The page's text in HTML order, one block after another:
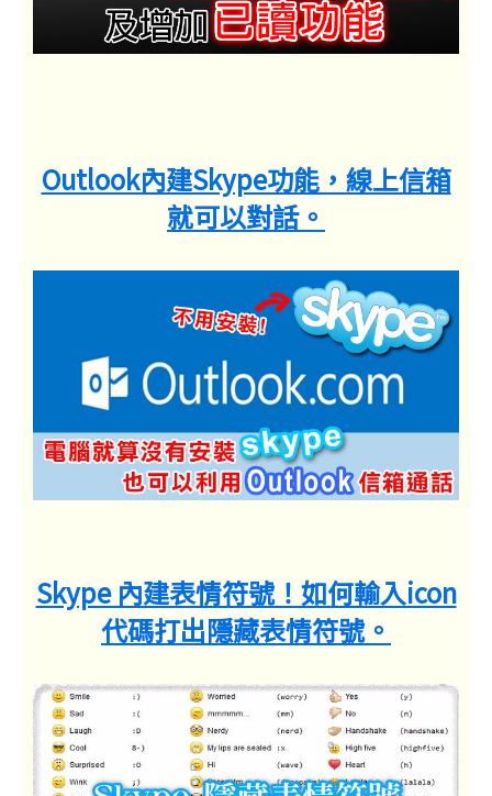
Outlook內建Skype功能，線上信箱
就可以對話。
Skype 內建表情符號！如何輸入icon
代碼打出隱藏表情符號。